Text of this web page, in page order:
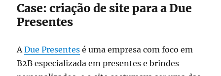
Case: criação de site para a Due
Presentes
ADue Presentes é uma empresa com foco em
B2B especializada em presentes e brindes